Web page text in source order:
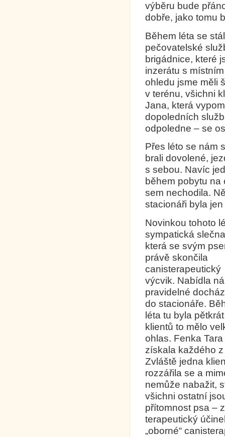
výběru bude
dobře, jako tomu
Během léta se
pečovatelské
brigádnice, které
inzerátu s
ohledu jsme měli
v terénu, všichni
Jana, která
dopoledních
odpoledne – se
Přes léto se nám
brali dovolené,
s sebou. Navíc
během pobytu
sem nechodila.
stacionáři byla
Novinkou tohoto
sympatická
která se svým
právě skončila
canisterapeutický
výcvik. Nabídla
pravidelné
do stacionáře.
léta tu byla
klientů to mělo
ohlas. Fenka Tara
získala každého
Zvláště jedna
rozzářila se a
nemůže nabažit,
všichni ostatní
přítomnost psa –
terapeutický
„oborné“